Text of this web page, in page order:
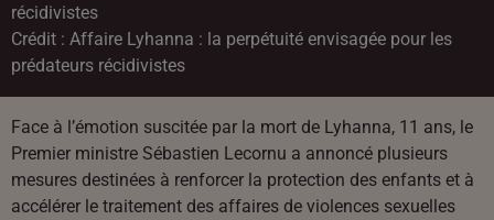
récidivistes
Crédit : Affaire Lyhanna : la perpétuité envisagée pour les
prédateurs récidivistes
Face à l’émotion suscitée par la mort de Lyhanna, 11 ans, le
Premier ministre Sébastien Lecornu a annoncé plusieurs
mesures destinées à renforcer la protection des enfants et à
accélérer le traitement des affaires de violences sexuelles